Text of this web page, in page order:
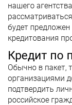
нашего
будет
кредитования
Кредит по
Обычно в пакет,
организациями
подтвердить
российское